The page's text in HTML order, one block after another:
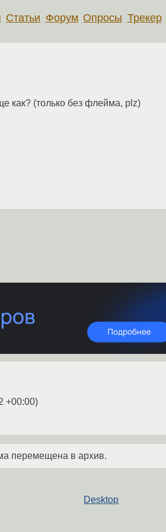
Статьи Форум Опросы Трекер
как? (только без флейма, plz)
+00:00)
перемещена в архив.
Desktop